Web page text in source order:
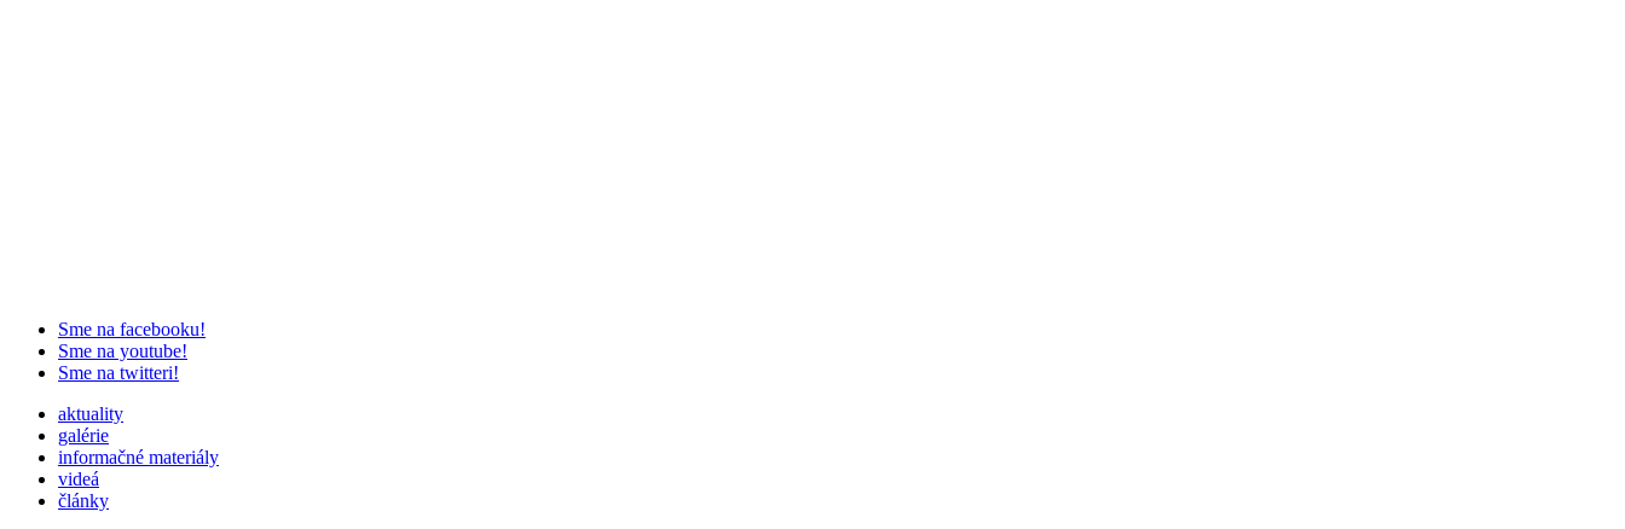
Sme na facebooku!
Sme na youtube!
Sme na twitteri!
aktuality
galérie
informačné materiály
videá
články